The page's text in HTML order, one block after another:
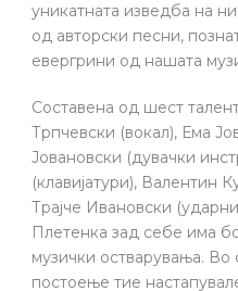
уникатната изведба на
од авторски песни,
евергрини од нашата
Составена од шест
Трпчевски (вокал), Ема
Јовановски (дувачки
(клавијатури), Валентин
Трајче Ивановски
Плетенка зад себе има
музички остварувања. Во
постоење тие